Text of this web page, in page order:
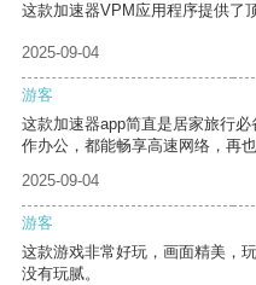
这款加速器VPM应用程序提供了
2025-09-04
游客
这款加速器app简直是居家旅行
作办公，都能畅享高速网络，再
2025-09-04
游客
这款游戏非常好玩，画面精美，
没有玩腻。